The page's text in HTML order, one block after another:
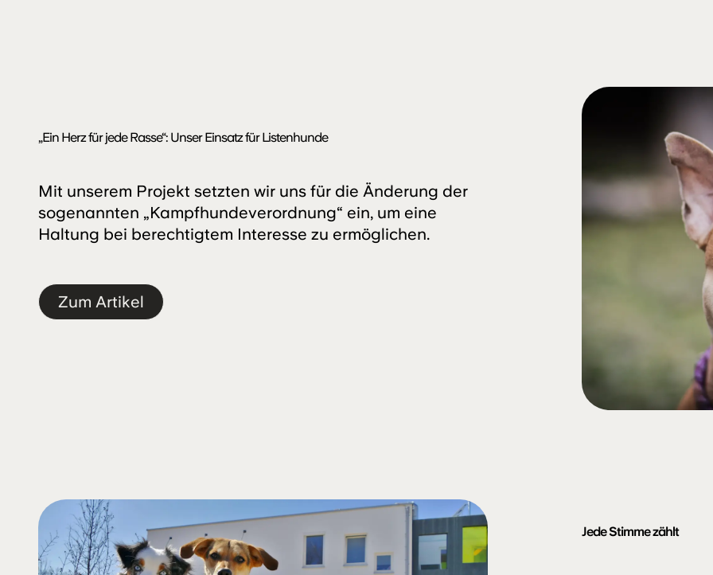
„Ein Herz für jede Rasse“: Unser Einsatz für Listenhunde
Mit unserem Projekt setzten wir uns für die Änderung der
sogenannten „Kampfhundeverordnung“ ein, um eine
Haltung bei berechtigtem Interesse zu ermöglichen.
Zum Artikel
Jede Stimme zählt